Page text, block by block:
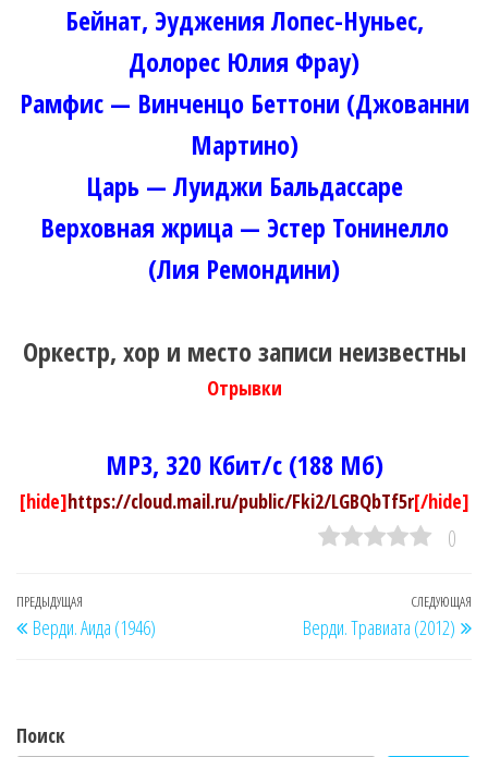
Бейнат, Эуджения Лопес-Нуньес,
Долорес Юлия Фрау)
Рамфис — Винченцо Беттони (Джованни
Мартино)
Царь — Луиджи Бальдассаре
Верховная жрица — Эстер Тонинелло
(Лия Ремондини)
Оркестр, хор и место записи неизвестны
Отрывки
MP3, 320 Кбит/c (188 Мб)
[hide]https://cloud.mail.ru/public/Fki2/LGBQbTf5r[/hide]
0
Навигация
по
Предыдущая
запись
ПРЕДЫДУЩАЯ
Верди. Аида (1946)
СЛЕДУЮЩАЯ
Верди. Травиата (2012)
Поиск